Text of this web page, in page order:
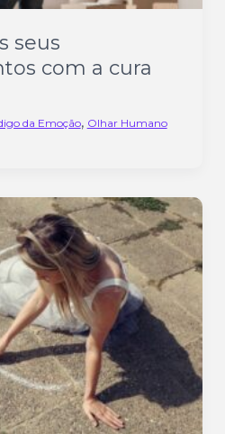
seus
com a cura
da Emoção, Olhar Humano